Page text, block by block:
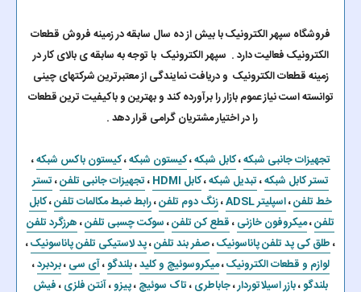
فروشگاه سپهر الکترونیک با بیش از ده سال سابقه در زمینه فروش قطعات
الکترونیک فعالیت دارد . سپهر الکترونیک با توجه به سابقه ی بالای کار در
زمینه قطعات الکترونیک و دریافت نمایندگی از معتبرترین شرکتهای چینی
توانسته است نیاز عموم بازار را برآورده کند و بهترین و باکیفیت ترین قطعات
را در اختیار مشتریان گرامی قرار دهد .
تجهیزات جانبی شبکه،کابل شبکه،کیستون شبکه،کیستون باکس شبکه،
تستر کابل شبکه،تبدیل شبکه،کابل HDMI ،تجهیزات جانبی تلفن،تستر
خط تلفن،اسپلیتر ADSL ،زنگ دوم تلفن،رابط ضبط مکالمات تلفن،کابل
تلفن،میکروفون خازنی،قطع کن تلفن،سوکت چسبی تلفن،هرزگرد تلفن
،طلق کی پد تلفن پاناسونیک،صفر بند تلفن،پد لاستیکی تلفن پاناسونیک،
لوازم و قطعات الکترونیک،میکروسوئیچ و کلید،بلندگو،آی سی،بردبرد،
بلندگو،بازر اسیلاتوردار،جاباطری،تاک سوئیچ،پیزو،آنتن فلزی،فیش